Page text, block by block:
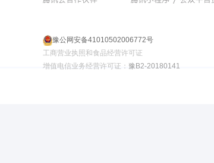
豫公网安备41010502006772号
工商营业执照和食品经营许可证
增值电信业务经营许可证： 豫B2-20180141